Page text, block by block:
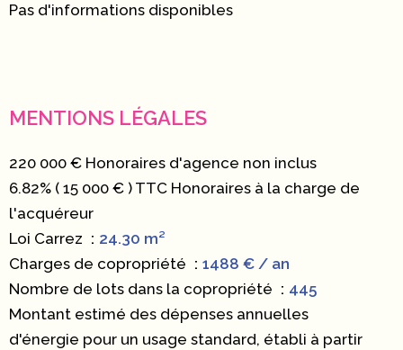
Pas d'informations disponibles
MENTIONS LÉGALES
220 000 € Honoraires d'agence non inclus
6.82% ( 15 000 € ) TTC Honoraires à la charge de
l'acquéreur
Loi Carrez
24.30 m²
Charges de copropriété
1488 € / an
Nombre de lots dans la copropriété
445
Montant estimé des dépenses annuelles
d'énergie pour un usage standard, établi à partir